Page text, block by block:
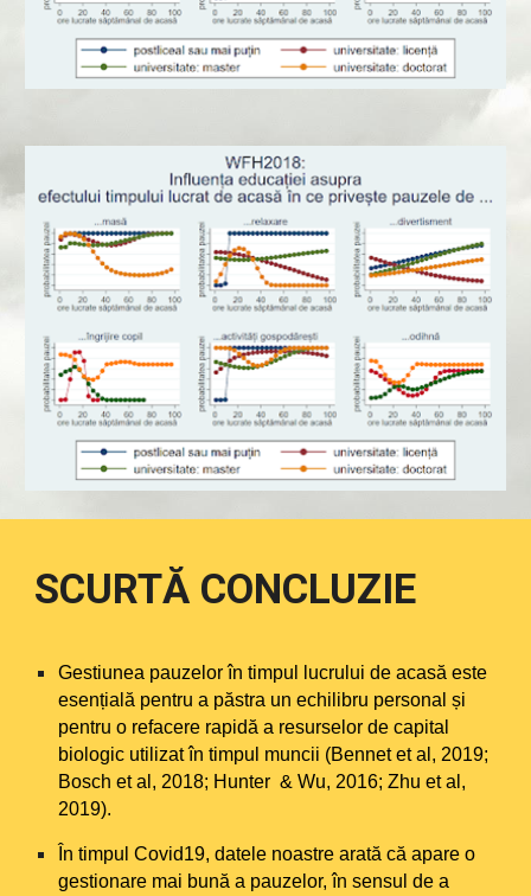
SCURTĂ CONCLUZIE
Gestiunea pauzelor în timpul lucrului de acasă este
esențială pentru a păstra un echilibru personal și
pentru o refacere rapidă a resurselor de capital
biologic utilizat în timpul muncii (Bennet et al, 2019;
Bosch et al, 2018; Hunter & Wu, 2016; Zhu et al,
2019).
În timpul Covid19, datele noastre arată că apare o
gestionare mai bună a pauzelor, în sensul de a